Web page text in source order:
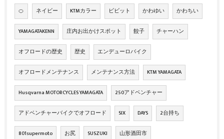
🍊 ネイビー KTMカラー ビビット かわゆい かわちい
YAMAGATAKENN 庄内お出かけスポット 餃子 チャーハン
オフロードの歴史 歴史 エンデューロバイク
オフロードメンテナンス メンテナンス方法 KTM YAMAGATA
Husqvarna MOTORCYCLES YAMAGATA 250アドベンチャー
アドベンチャーバイクでオフロード SIX DAYS 2台持ち
801supermoto お尻 SUSZUKI 山形酒田市